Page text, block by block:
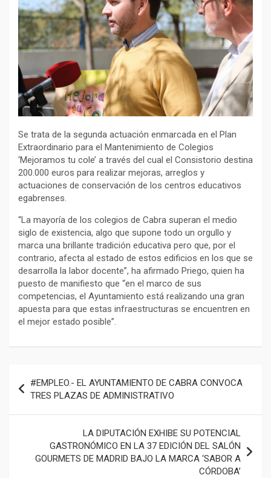
Se trata de la segunda actuación enmarcada en el Plan
Extraordinario para el Mantenimiento de Colegios
‘Mejoramos tu cole’ a través del cual el Consistorio destina
200.000 euros para realizar mejoras, arreglos y
actuaciones de conservación de los centros educativos
egabrenses.
“La mayoría de los colegios de Cabra superan el medio
siglo de existencia, algo que supone todo un orgullo y
marca una brillante tradición educativa pero que, por el
contrario, afecta al estado de estos edificios en los que se
desarrolla la labor docente”, ha afirmado Priego, quien ha
puesto de manifiesto que “en el marco de sus
competencias, el Ayuntamiento está realizando una gran
apuesta para que estas infraestructuras se encuentren en
el mejor estado posible”.
de
entradas
#EMPLEO.- EL AYUNTAMIENTO DE CABRA CONVOCA
TRES PLAZAS DE ADMINISTRATIVO
LA DIPUTACIÓN EXHIBE SU POTENCIAL
GASTRONÓMICO EN LA 37 EDICIÓN DEL SALÓN
GOURMETS DE MADRID BAJO LA MARCA ‘SABOR A
CÓRDOBA’